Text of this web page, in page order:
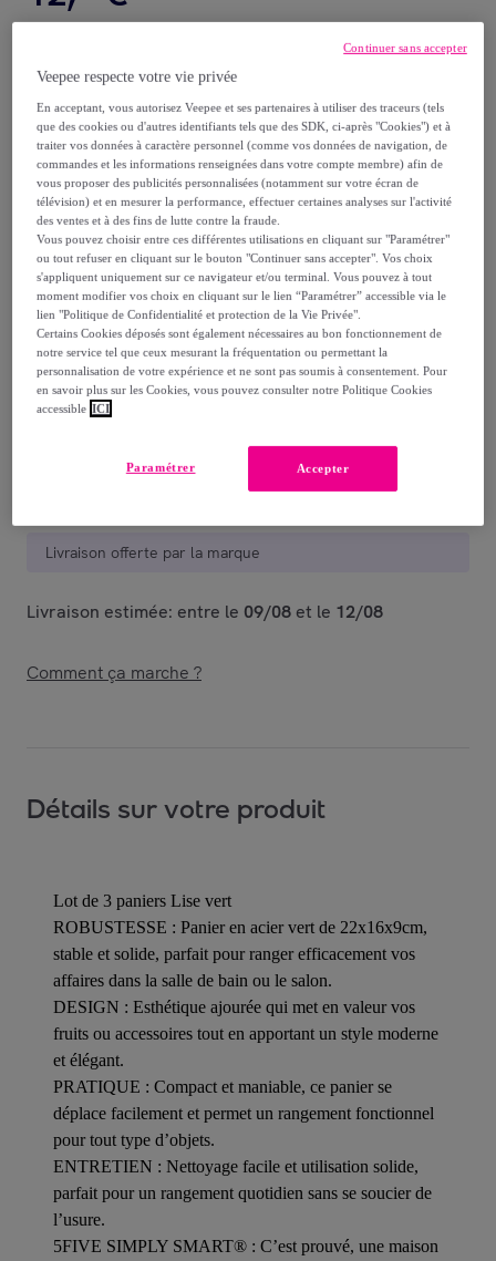
voir les conditions.
Gris Beige Vert
Vendu parDecoration Brands
Livraison offerte par la marque
Livraison estimée: entre le 09/08 et le 12/08
Comment ça marche ?
Détails sur votre produit
Lot de 3 paniers Lise vert
ROBUSTESSE : Panier en acier vert de 22x16x9cm,
stable et solide, parfait pour ranger efficacement vos
affaires dans la salle de bain ou le salon.
DESIGN : Esthétique ajourée qui met en valeur vos
fruits ou accessoires tout en apportant un style moderne
et élégant.
PRATIQUE : Compact et maniable, ce panier se
déplace facilement et permet un rangement fonctionnel
pour tout type d’objets.
ENTRETIEN : Nettoyage facile et utilisation solide,
parfait pour un rangement quotidien sans se soucier de
l’usure.
5FIVE SIMPLY SMART® : C’est prouvé, une maison
Veepee respecte votre vie privée
En acceptant, vous autorisez Veepee et ses partenaires à utiliser des traceurs (tels
que des cookies ou d'autres identifiants tels que des SDK, ci-après "Cookies") et à
traiter vos données à caractère personnel (comme vos données de navigation, de
commandes et les informations renseignées dans votre compte membre) afin de
vous proposer des publicités personnalisées (notamment sur votre écran de
télévision) et en mesurer la performance, effectuer certaines analyses sur l'activité
des ventes et à des fins de lutte contre la fraude.
Vous pouvez choisir entre ces différentes utilisations en cliquant sur "Paramétrer"
ou tout refuser en cliquant sur le bouton "Continuer sans accepter". Vos choix
s'appliquent uniquement sur ce navigateur et/ou terminal. Vous pouvez à tout
moment modifier vos choix en cliquant sur le lien “Paramétrer” accessible via le
lien "Politique de Confidentialité et protection de la Vie Privée".
Certains Cookies déposés sont également nécessaires au bon fonctionnement de
notre service tel que ceux mesurant la fréquentation ou permettant la
personnalisation de votre expérience et ne sont pas soumis à consentement. Pour
en savoir plus sur les Cookies, vous pouvez consulter notre Politique Cookies
accessible ICI
Accepter
Paramétrer
Continuer sans accepter